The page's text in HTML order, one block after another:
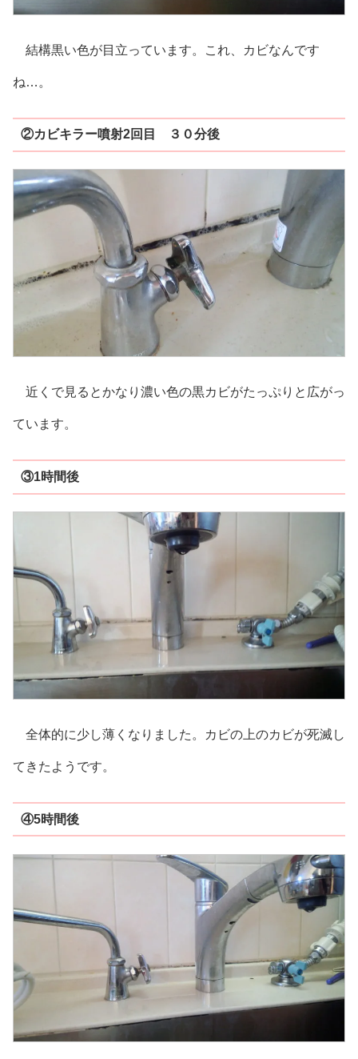
結構黒い色が目立っています。これ、カビなんです
ね…。
②カビキラー噴射2回目 ３０分後
近くで見るとかなり濃い色の黒カビがたっぷりと広がっ
ています。
③1時間後
全体的に少し薄くなりました。カビの上のカビが死滅し
てきたようです。
④5時間後